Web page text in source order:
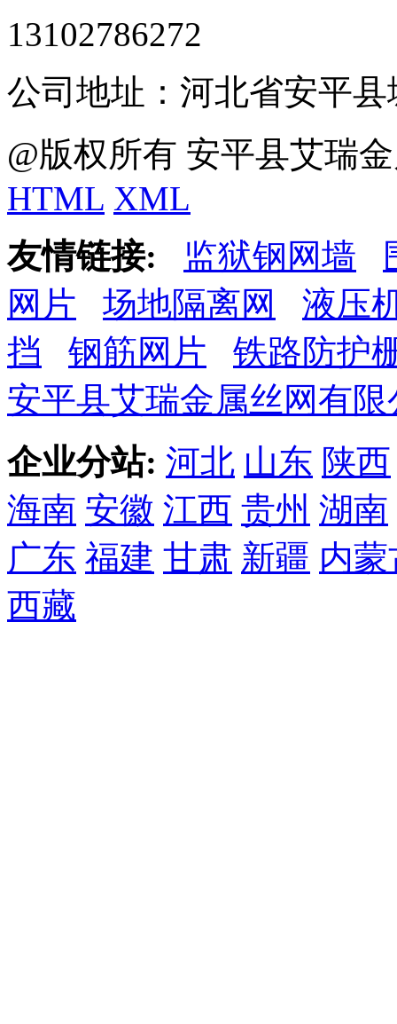
13102786272
公司地址：河北省安平
@版权所有 安平县艾瑞
HTML XML
友情链接:
监狱钢网墙
网片
场地隔离网
液压
挡
钢筋网片
铁路防护
安平县艾瑞金属丝网有限
企业分站: 河北 山东 陕西
海南 安徽 江西 贵州 湖南
广东 福建 甘肃 新疆 内蒙
西藏